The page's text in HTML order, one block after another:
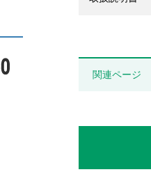
関連ページ